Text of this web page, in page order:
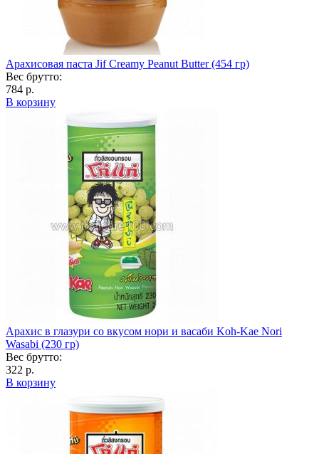
Арахисовая паста Jif Creamy Peanut Butter (454 гр)
Вес брутто:
784 р.
В корзину
Арахис в глазури со вкусом нори и васаби Koh-Kae Nori
Wasabi (230 гр)
Вес брутто:
322 р.
В корзину